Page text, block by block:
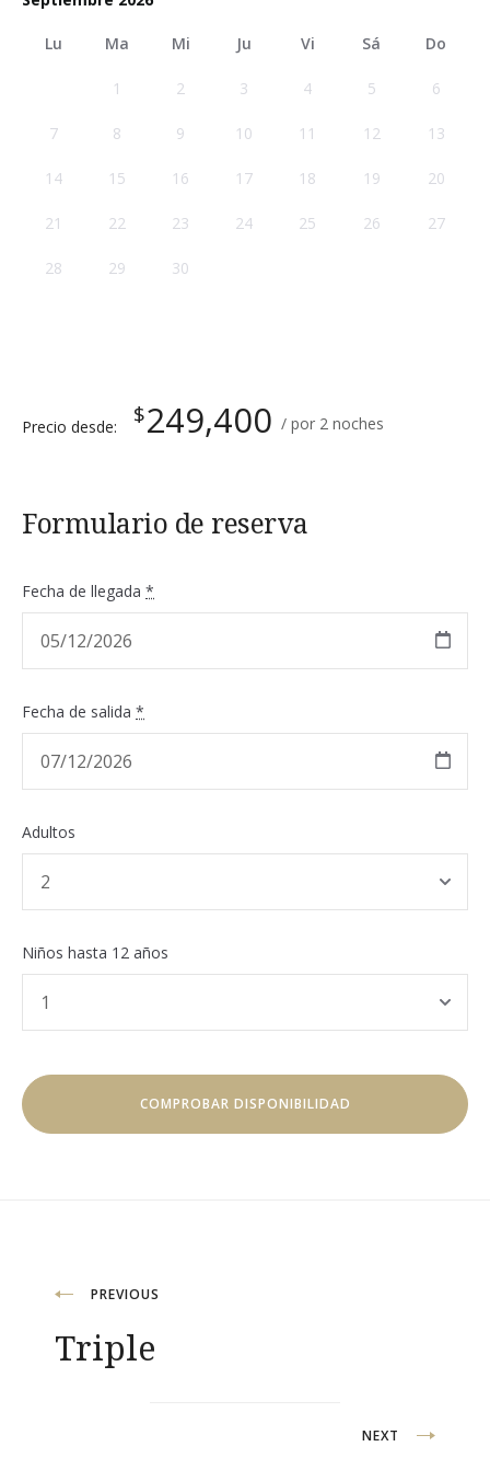
Lu Ma Mi Ju Vi Sá Do
1 2 3 4 5 6
7 8 9 10 11 12 13
14 15 16 17 18 19 20
21 22 23 24 25 26 27
28 29 30
Precio desde: $249,400 por 2 noches
Formulario de reserva
Fecha de llegada *
Fecha de salida *
Adultos
Niños hasta 12 años
Navegación
de
PREVIOUS
Triple
NEXT